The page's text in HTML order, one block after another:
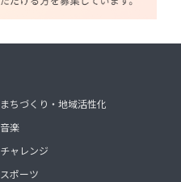
まちづくり・地域活性化
音楽
チャレンジ
スポーツ